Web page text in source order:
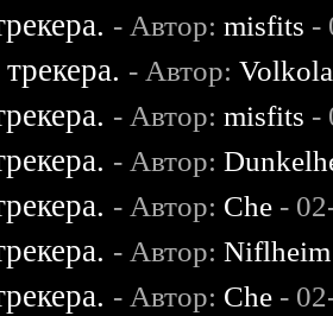
- Автор:misfits -
- Автор:
- Автор:misfits -
- Автор:
- Автор: Che -
- Автор:Niflheim
- Автор: Che -